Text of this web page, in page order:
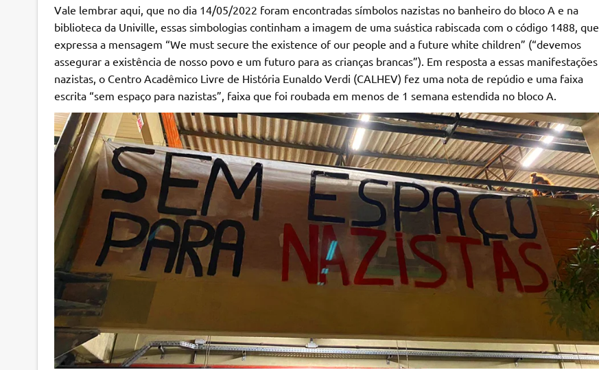
Vale lembrar aqui, que no dia 14/05/2022 foram encontradas símbolos nazistas no banheiro do bloco A e na
biblioteca da Univille, essas simbologias continham a imagem de uma suástica rabiscada com o código 1488, que
expressa a mensagem “We must secure the existence of our people and a future white children” (“devemos
assegurar a existência de nosso povo e um futuro para as crianças brancas”). Em resposta a essas manifestações
nazistas, o Centro Acadêmico Livre de História Eunaldo Verdi (CALHEV) fez uma nota de repúdio e uma faixa
escrita “sem espaço para nazistas”, faixa que foi roubada em menos de 1 semana estendida no bloco A.